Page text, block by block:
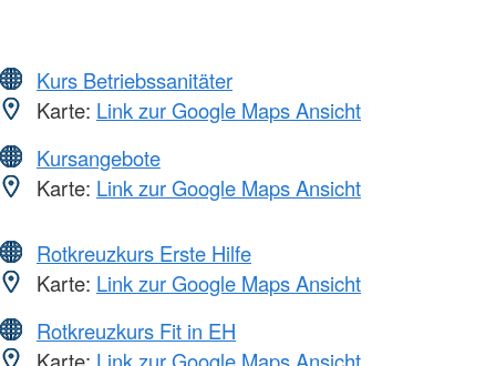
Kurs Betriebssanitäter
Karte: Link zur Google Maps Ansicht
Kursangebote
Karte: Link zur Google Maps Ansicht
Rotkreuzkurs Erste Hilfe
Karte: Link zur Google Maps Ansicht
Rotkreuzkurs Fit in EH